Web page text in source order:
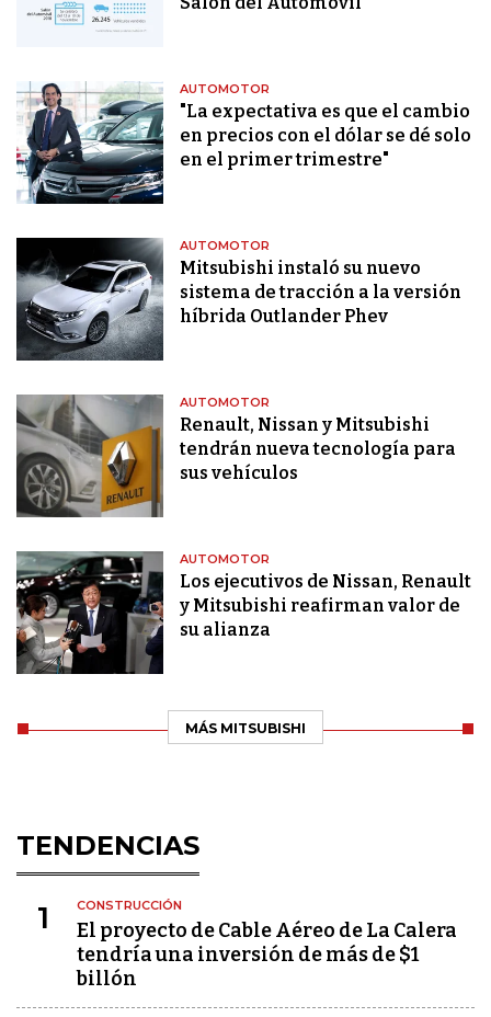
AUTOMOTOR
"La expectativa es que el cambio
en precios con el dólar se dé solo
en el primer trimestre"
AUTOMOTOR
Mitsubishi instaló su nuevo
sistema de tracción a la versión
híbrida Outlander Phev
AUTOMOTOR
Renault, Nissan y Mitsubishi
tendrán nueva tecnología para
sus vehículos
AUTOMOTOR
Los ejecutivos de Nissan, Renault
y Mitsubishi reafirman valor de
su alianza
MÁS MITSUBISHI
TENDENCIAS
1 CONSTRUCCIÓN
El proyecto de Cable Aéreo de La Calera
tendría una inversión de más de $1
billón